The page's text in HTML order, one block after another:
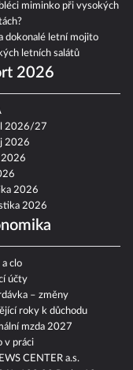
miminko při vysokých
dokonalé letní mojito
letních salátů
2026
2026/27
2026
2026
2026
2026
a clo
účty
– změny
roky k důchodu
mzda 2027
v práci
CENTER a.s.